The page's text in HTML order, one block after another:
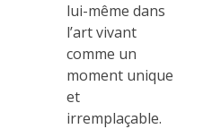
lui-même dans
l’art vivant
comme un
moment unique
et
irremplaçable.